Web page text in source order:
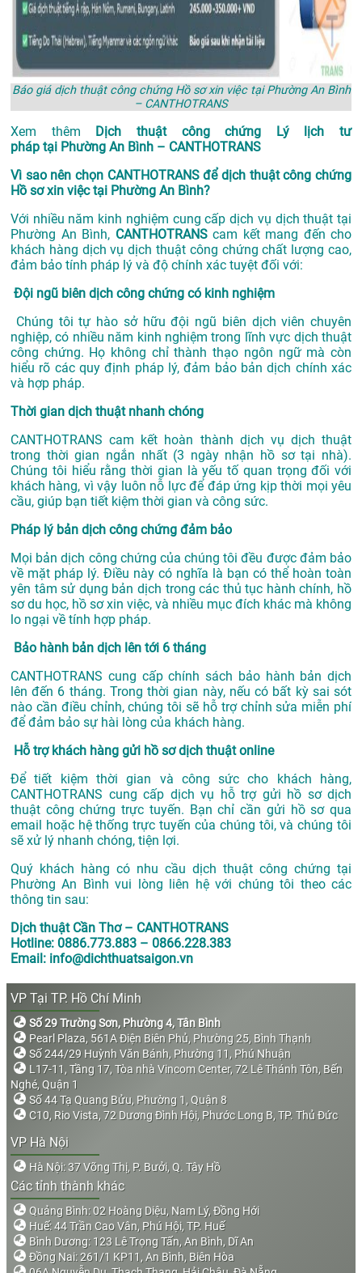
Báo giá dịch thuật công chứng Hồ sơ xin việc tại Phường An Bình
– CANTHOTRANS
Xem thêm
Dịch thuật công chứng Lý lịch tư
pháp tại Phường An Bình – CANTHOTRANS
Vì sao nên chọn CANTHOTRANS để dịch thuật công chứng
Hồ sơ xin việc tại Phường An Bình?
Với nhiều năm kinh nghiệm cung cấp dịch vụ dịch thuật tại
Phường An Bình, CANTHOTRANScam kết mang đến cho
khách hàng dịch vụ dịch thuật công chứng chất lượng cao,
đảm bảo tính pháp lý và độ chính xác tuyệt đối với:
Đội ngũ biên dịch công chứng có kinh nghiệm
Chúng tôi tự hào sở hữu đội ngũ biên dịch viên chuyên
nghiệp, có nhiều năm kinh nghiệm trong lĩnh vực dịch thuật
công chứng. Họ không chỉ thành thạo ngôn ngữ mà còn
hiểu rõ các quy định pháp lý, đảm bảo bản dịch chính xác
và hợp pháp.
Thời gian dịch thuật nhanh chóng
CANTHOTRANS cam kết hoàn thành dịch vụ dịch thuật
trong thời gian ngắn nhất (3 ngày nhận hồ sơ tại nhà).
Chúng tôi hiểu rằng thời gian là yếu tố quan trọng đối với
khách hàng, vì vậy luôn nỗ lực để đáp ứng kịp thời mọi yêu
cầu, giúp bạn tiết kiệm thời gian và công sức.
Pháp lý bản dịch công chứng đảm bảo
Mọi bản dịch công chứng của chúng tôi đều được đảm bảo
về mặt pháp lý. Điều này có nghĩa là bạn có thể hoàn toàn
yên tâm sử dụng bản dịch trong các thủ tục hành chính, hồ
sơ du học, hồ sơ xin việc, và nhiều mục đích khác mà không
lo ngại về tính hợp pháp.
Bảo hành bản dịch lên tới 6 tháng
CANTHOTRANS cung cấp chính sách bảo hành bản dịch
lên đến 6 tháng. Trong thời gian này, nếu có bất kỳ sai sót
nào cần điều chỉnh, chúng tôi sẽ hỗ trợ chỉnh sửa miễn phí
để đảm bảo sự hài lòng của khách hàng.
Hỗ trợ khách hàng gửi hồ sơ dịch thuật online
Để tiết kiệm thời gian và công sức cho khách hàng,
CANTHOTRANS cung cấp dịch vụ hỗ trợ gửi hồ sơ dịch
thuật công chứng trực tuyến. Bạn chỉ cần gửi hồ sơ qua
email hoặc hệ thống trực tuyến của chúng tôi, và chúng tôi
sẽ xử lý nhanh chóng, tiện lợi.
Quý khách hàng có nhu cầu dịch thuật công chứng tại
Phường An Bình vui lòng liên hệ với chúng tôi theo các
thông tin sau:
Dịch thuật Cần Thơ – CANTHOTRANS
Hotline: 0886.773.883 – 0866.228.383
Email: info@dichthuatsaigon.vn
VP Tại TP. Hồ Chí Minh
Số 29 Trường Sơn, Phường 4, Tân Bình
Pearl Plaza, 561A Điện Biên Phủ, Phường 25, Bình Thạnh
Số 244/29 Huỳnh Văn Bánh, Phường 11, Phú Nhuận
L17-11, Tầng 17, Tòa nhà Vincom Center, 72 Lê Thánh Tôn, Bến
Nghé, Quận 1
Số 44 Tạ Quang Bửu, Phường 1, Quận 8
C10, Rio Vista, 72 Dương Đình Hội, Phước Long B, TP. Thủ Đức
VP Hà Nội
Hà Nội: 37 Võng Thị, P. Bưởi, Q. Tây Hồ
Các tỉnh thành khác
Quảng Bình: 02 Hoàng Diệu, Nam Lý, Đồng Hới
Huế: 44 Trần Cao Vân, Phú Hội, TP. Huế
Bình Dương: 123 Lê Trọng Tấn, An Bình, Dĩ An
Đồng Nai: 261/1 KP11, An Bình, Biên Hòa